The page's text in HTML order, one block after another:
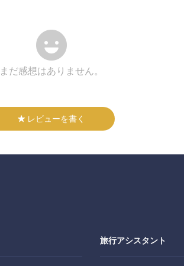
まだ感想はありません。
レビューを書く
旅行アシスタント